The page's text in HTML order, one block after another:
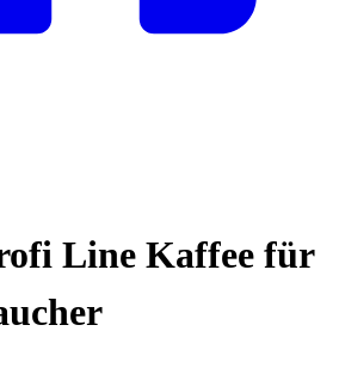
Line Kaffee für